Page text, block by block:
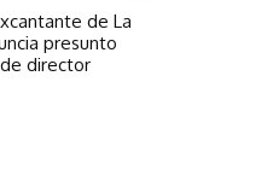
de La
presunto
director